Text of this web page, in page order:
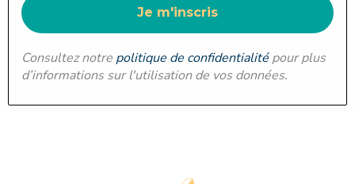
Consultez notre politique de confidentialitépour plus
d’informations sur l'utilisation de vos données.